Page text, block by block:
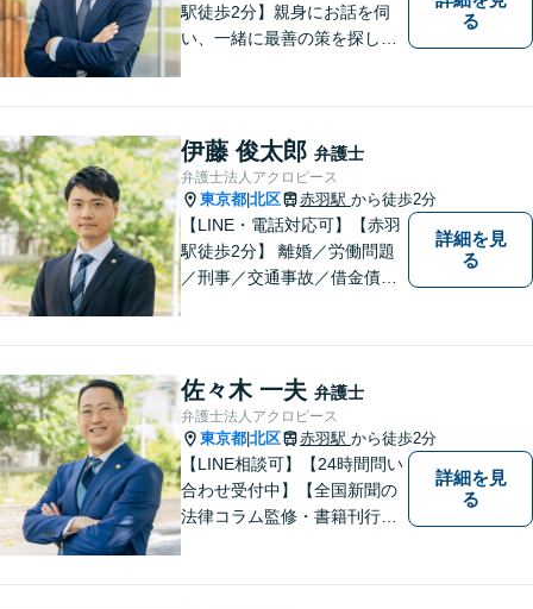
駅徒歩2分】親身にお話を伺
い、一緒に最善の策を探しま
護をします。他士業との連携
あり【初回面談無料】
る
伊藤 俊太郎 弁護士
弁護士法人アクロピース
東京都 北区 赤羽駅 から徒歩2分
【LINE・電話対応可】【赤羽
駅徒歩2分】 離婚／労働問題
／刑事／交通事故／借金債務
との連携あり。アクロピース
はあなたの味方です！
詳細を見
る
佐々木 一夫 弁護士
弁護士法人アクロピース
東京都 北区 赤羽駅 から徒歩2分
【LINE相談可】【24時間問い
合わせ受付中】【全国新聞の
法律コラム監修・書籍刊行・
詳細を見
る